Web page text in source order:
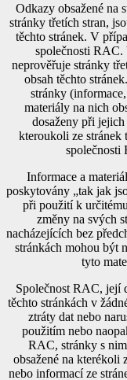
Odkazy obsažené na
stránky třetích stran,
těchto stránek. V
společnosti RAC.
neprověřuje stránky
obsah těchto
stránky
materiály na nich
dosaženy při
kteroukoli ze stránek
společnosti
Informace a
poskytovány „tak jak
při použití k
změny na svých
nacházejících bez
stránkách mohou být
tyto
Společnost RAC, její
těchto stránkách v
ztráty dat nebo
použitím nebo
RAC, stránky s
obsažené na kterékoli
nebo informací ze